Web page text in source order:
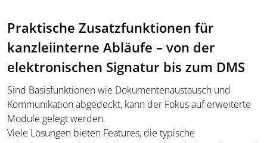
Praktische Zusatzfunktionen für
kanzleiinterne Abläufe – von der
elektronischen Signatur bis zum DMS
Sind Basisfunktionen wie Dokumentenaustausch und
Kommunikation abgedeckt, kann der Fokus auf erweiterte
Module gelegt werden.
Viele Lösungen bieten Features, die typische